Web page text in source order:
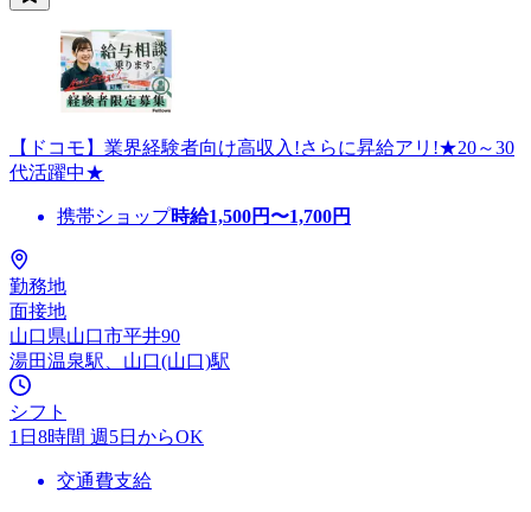
【ドコモ】業界経験者向け高収入!さらに昇給アリ!★20～30
代活躍中★
携帯ショップ時給1,500円〜1,700円
勤務地
面接地
山口県山口市平井90
湯田温泉駅、山口(山口)駅
シフト
1日8時間 週5日からOK
交通費支給